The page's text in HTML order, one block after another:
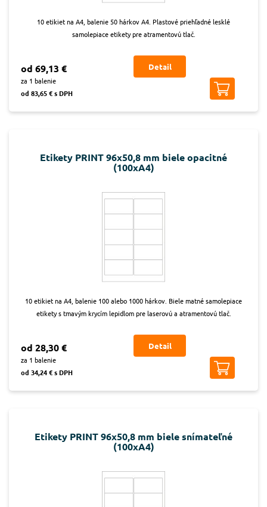
10 etikiet na A4, balenie 50 hárkov A4. Plastové priehľadné lesklé
samolepiace etikety pre atramentovú tlač.
od 69,13 €
za 1 balenie
od 83,65 € s DPH
Detail
Etikety PRINT 96x50,8 mm biele opacitné
(100xA4)
10 etikiet na A4, balenie 100 alebo 1000 hárkov. Biele matné samolepiace
etikety s tmavým krycím lepidlom pre laserovú a atramentovú tlač.
od 28,30 €
za 1 balenie
od 34,24 € s DPH
Detail
Etikety PRINT 96x50,8 mm biele snímateľné
(100xA4)